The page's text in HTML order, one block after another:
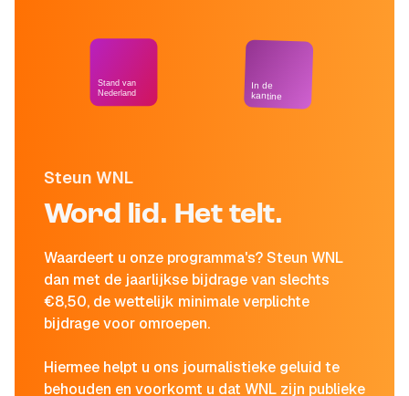
Steun WNL
Word lid. Het telt.
Waardeert u onze programma's? Steun WNL
dan met de jaarlijkse bijdrage van slechts
€8,50, de wettelijk minimale verplichte
bijdrage voor omroepen.
Hiermee helpt u ons journalistieke geluid te
behouden en voorkomt u dat WNL zijn publieke
Stand van
Nederland
In de
kantine